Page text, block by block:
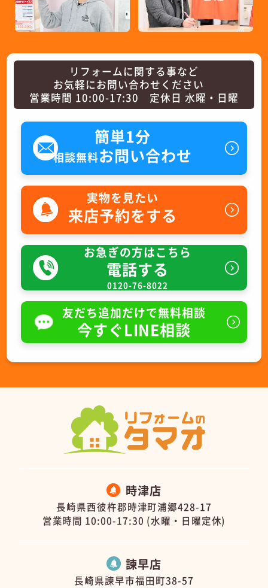
リフォームに関する事など
お気軽にお問い合わせください
営業時間 10:00-17:30 定休日 水曜・日曜
簡単1分
相談無料お問い合わせ
実物を見たい
来店予約をする
お急ぎの方はこちら
電話する
0120-76-8022
友だち追加だけで無料相談
今すぐLINE相談
時津店
長崎県西彼杵郡時津町浦郷428-17
営業時間 10:00-17:30 (水曜・日曜定休)
諫早店
長崎県諫早市福田町38-57